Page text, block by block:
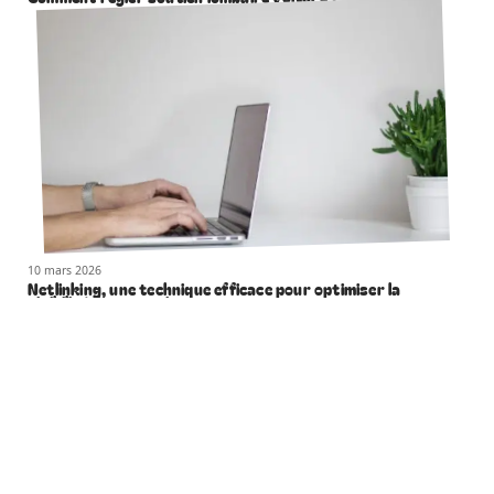
10 mars 2026
Netlinking, une technique efficace pour optimiser la
visibilité de votre site